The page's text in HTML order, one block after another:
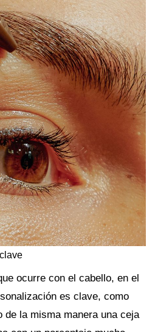
ocurre con el cabello, en el
es clave, como
de la misma manera una ceja